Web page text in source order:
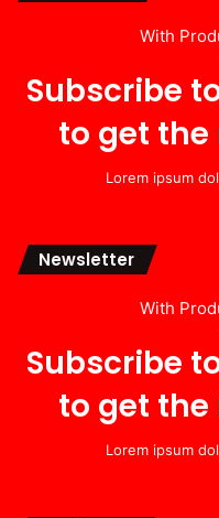
With
Subscribe
to get
Lorem ipsum
Newsletter
With
Subscribe
to get
Lorem ipsum